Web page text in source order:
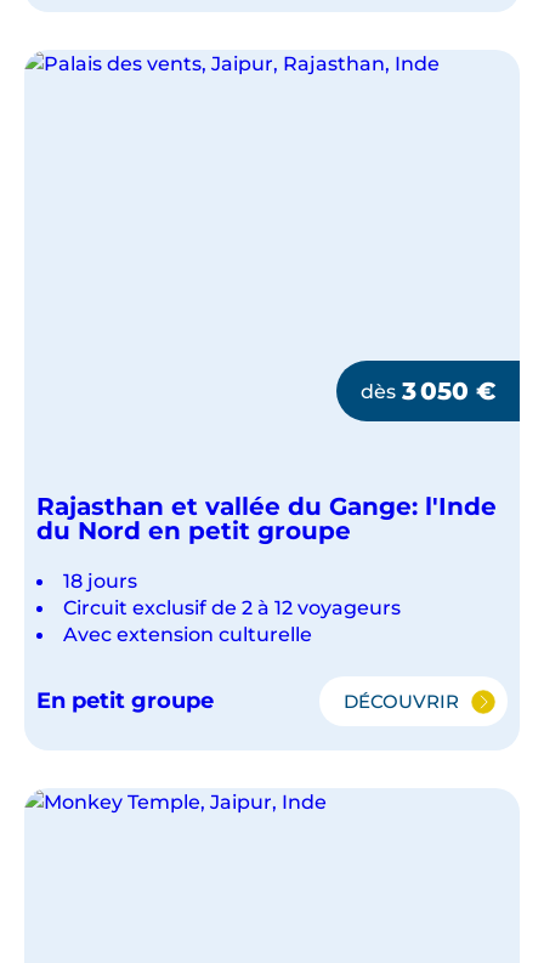
NORD
EN
dès 3 050 €
Rajasthan et vallée du Gange: l'Inde
du Nord en petit groupe
18 jours
Circuit exclusif de 2 à 12 voyageurs
Avec extension culturelle
En petit groupe DÉCOUVRIR
RAJASTHAN
DU